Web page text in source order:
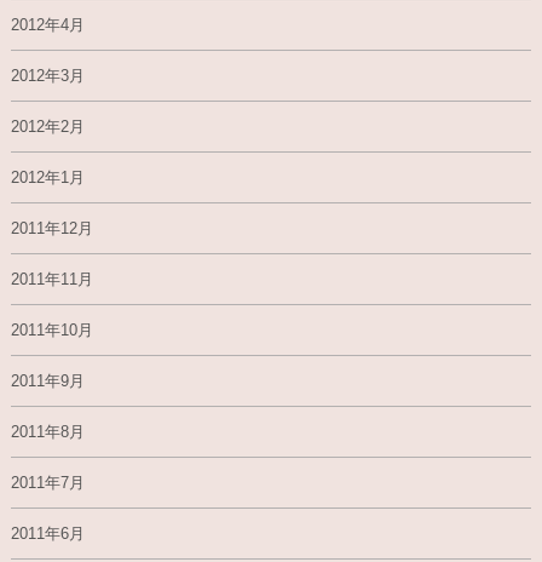
2012年4月
2012年3月
2012年2月
2012年1月
2011年12月
2011年11月
2011年10月
2011年9月
2011年8月
2011年7月
2011年6月